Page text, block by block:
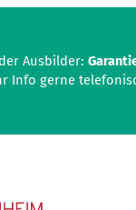
Ausbilder:
Info gerne